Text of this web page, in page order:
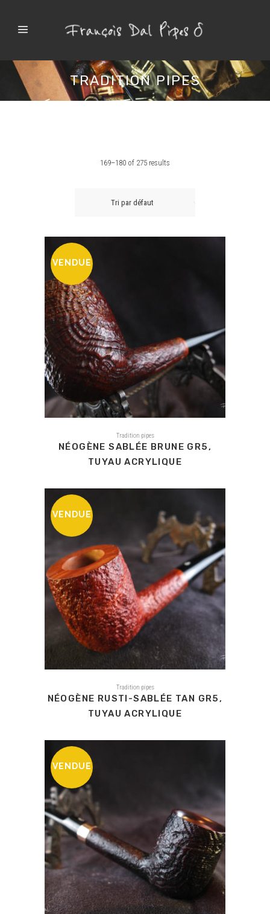
TRADITION PIPES
169–180 of 275 results
Tri par défaut
VENDUE
Tradition pipes
NÉOGÈNE SABLÉE BRUNE GR5,
TUYAU ACRYLIQUE
VENDUE
Tradition pipes
NÉOGÈNE RUSTI-SABLÉE TAN GR5,
TUYAU ACRYLIQUE
VENDUE